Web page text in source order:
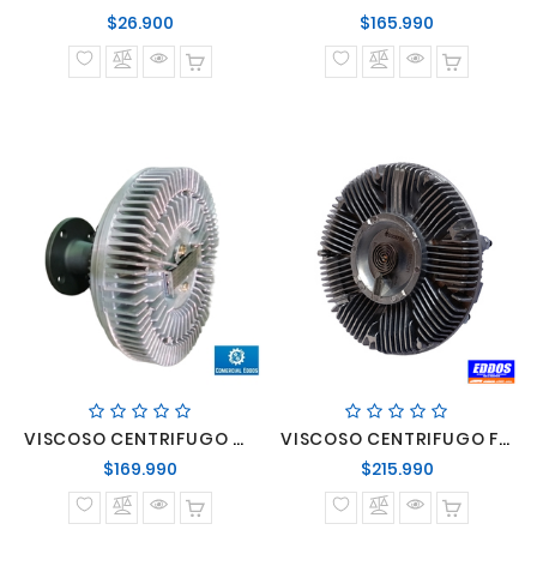
$26.900
normal
$165.990
normal
VISCOSO CENTRIFUGO ASPA MERCEDES BENZ LO-916 OM-924 REF. T1581002
$169.990
normal
VISCOSO CENTRIFUGO FORD CARGO MOTORES CUMMINS 6 PERNOS
$215.990Precio
normal